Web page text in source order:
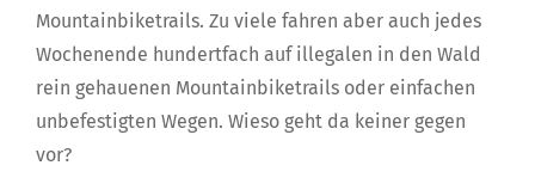
Mountainbiketrails. Zu viele fahren aber auch jedes
Wochenende hundertfach auf illegalen in den Wald
rein gehauenen Mountainbiketrails oder einfachen
unbefestigten Wegen. Wieso geht da keiner gegen
vor?